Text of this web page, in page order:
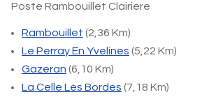
Poste Rambouillet Clairiere
Rambouillet (2,36 Km)
Le Perray En Yvelines (5,22 Km)
Gazeran (6,10 Km)
La Celle Les Bordes (7,18 Km)